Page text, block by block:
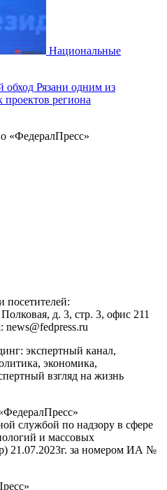
Национальные
Рязани одним из
региона
«ФедералПресс»
посетителей:
д. 3, стр. 3, офис 211
news@fedpress.ru
экспертный канал,
экономика,
взгляд на жизнь
службой по надзору в сфере
и массовых
21.07.2023г. за номером ИА №